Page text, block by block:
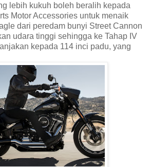
lebih kukuh boleh beralih kepada
Motor Accessories untuk menaik
dari peredam bunyi Street Cannon
udara tinggi sehingga ke Tahap IV
kepada 114 inci padu, yang